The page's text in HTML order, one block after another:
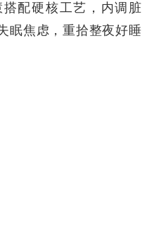
配硬核工艺，内调脏
眠焦虑，重拾整夜好睡